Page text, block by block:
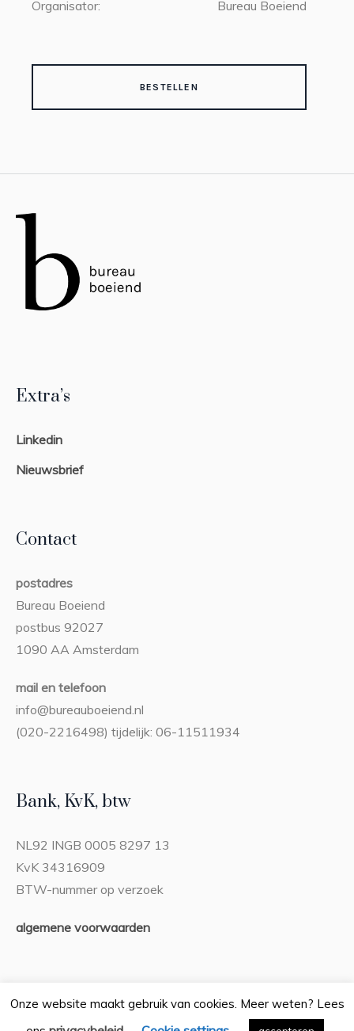
Organisator: Bureau Boeiend
BESTELLEN
Extra’s
Linkedin
Nieuwsbrief
Contact
postadres
Bureau Boeiend
postbus 92027
1090 AA Amsterdam
mail en telefoon
info@bureauboeiend.nl
(020-2216498) tijdelijk: 06-11511934
Bank, KvK, btw
NL92 INGB 0005 8297 13
KvK 34316909
BTW-nummer op verzoek
algemene voorwaarden
Onze website maakt gebruik van cookies. Meer weten? Lees